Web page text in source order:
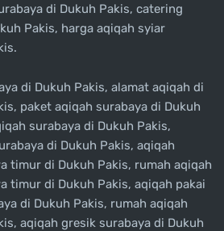
di Dukuh Pakis, catering
Pakis, harga aqiqah syiar
di Dukuh Pakis, alamat aqiqah di
paket aqiqah surabaya di Dukuh
surabaya di Dukuh Pakis,
di Dukuh Pakis, aqiqah
timur di Dukuh Pakis, rumah aqiqah
timur di Dukuh Pakis, aqiqah pakai
di Dukuh Pakis, rumah aqiqah
aqiqah gresik surabaya di Dukuh